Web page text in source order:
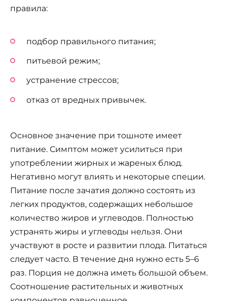
правила:
подбор правильного питания;
питьевой режим;
устранение стрессов;
отказ от вредных привычек.
Основное значение при тошноте имеет
питание. Симптом может усилиться при
употреблении жирных и жареных блюд.
Негативно могут влиять и некоторые специи.
Питание после зачатия должно состоять из
легких продуктов, содержащих небольшое
количество жиров и углеводов. Полностью
устранять жиры и углеводы нельзя. Они
участвуют в росте и развитии плода. Питаться
следует часто. В течение дня нужно есть 5–6
раз. Порция не должна иметь большой объем.
Соотношение растительных и животных